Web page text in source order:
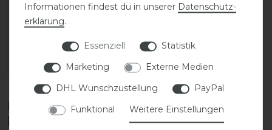
statt 109,00 €
ARTIKEL MERKEN
Diese Produkte könnten dich auch
interessieren
Informationen findest du in unserer Daten­schutz­
erklärung.
Essenziell
Statistik
Marketing
Externe Medien
DHL Wunschzustellung
PayPal
Funktional
Weitere Einstellungen